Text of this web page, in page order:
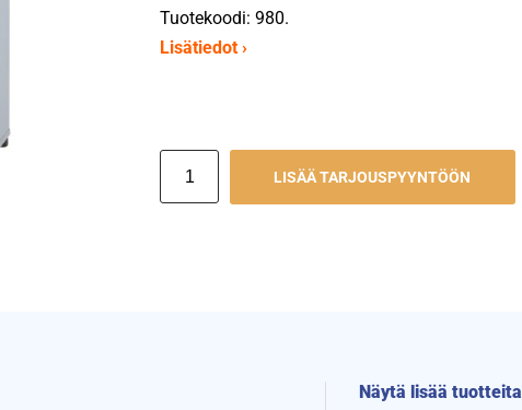
Tuotekoodi: 980.
Lisätiedot ›
LISÄÄ TARJOUSPYYNTÖÖN
Näytä lisää tuotteita